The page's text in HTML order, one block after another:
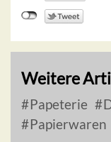
Weitere
Papeterie
Papierwaren